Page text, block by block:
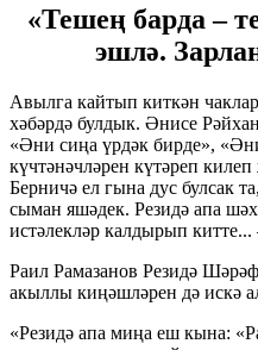
«Тешең барда –
эшлә.
Авылга кайтып киткән
хәбәрдә булдык. Әнисе
«Әни сиңа үрдәк бирде»,
күчтәнәчләрен күтәреп
Берничә ел гына дус булсак
сыман яшәдек. Резидә апа
истәлекләр калдырып китте...
Раил Рамазанов Резидә
акыллы киңәшләрен дә искә
«Резидә апа миңа еш кына: